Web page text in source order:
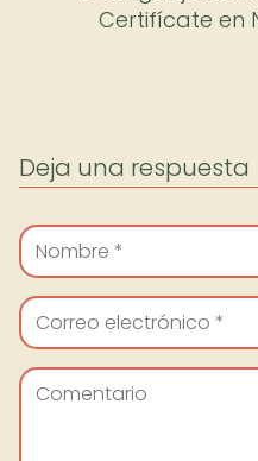
Certifícate en
Deja una respuesta